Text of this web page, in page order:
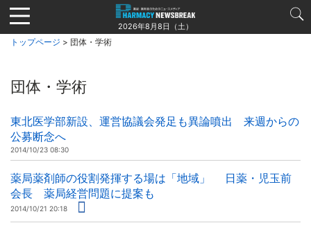
Jump
to
navigation
2026年8月8日（土）
トップページ > 団体・学術
団体・学術
東北医学部新設、運営協議会発足も異論噴出 来週からの
公募断念へ
2014/10/23 08:30
薬局薬剤師の役割発揮する場は「地域」 日薬・児玉前
会長 薬局経営問題に提案も
2014/10/21 20:18